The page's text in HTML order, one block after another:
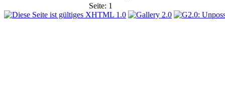
Seite: 1